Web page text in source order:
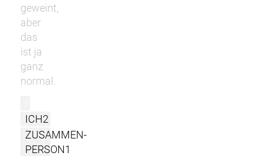
geweint,
aber
das
ist ja
ganz
normal.
ICH2
ZUSAMMEN-
PERSON1